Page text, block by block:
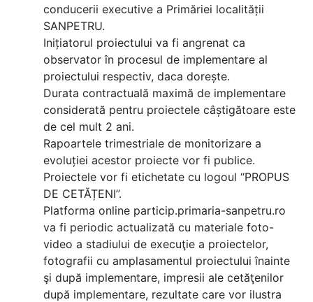
conducerii executive a Primăriei localității
SANPETRU.
Inițiatorul proiectului va fi angrenat ca
observator în procesul de implementare al
proiectului respectiv, daca dorește.
Durata contractuală maximă de implementare
considerată pentru proiectele câștigătoare este
de cel mult 2 ani.
Rapoartele trimestriale de monitorizare a
evoluției acestor proiecte vor fi publice.
Proiectele vor fi etichetate cu logoul “PROPUS
DE CETĂȚENI”.
Platforma online particip.primaria-sanpetru.ro
va fi periodic actualizată cu materiale foto-
video a stadiului de execuţie a proiectelor,
fotografii cu amplasamentul proiectului înainte
şi după implementare, impresii ale cetăţenilor
după implementare, rezultate care vor ilustra